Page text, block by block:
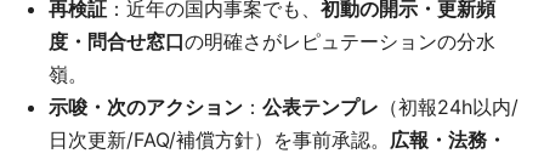
再検証 ：近年の国内事案でも、 初動の開示・更新頻
度・問合せ窓口の明確さがレピュテーションの分水
嶺。
示唆・次のアクション ： 公表テンプレ （初報24h以内/
日次更新/FAQ/補償方針）を事前承認。 広報・法務・